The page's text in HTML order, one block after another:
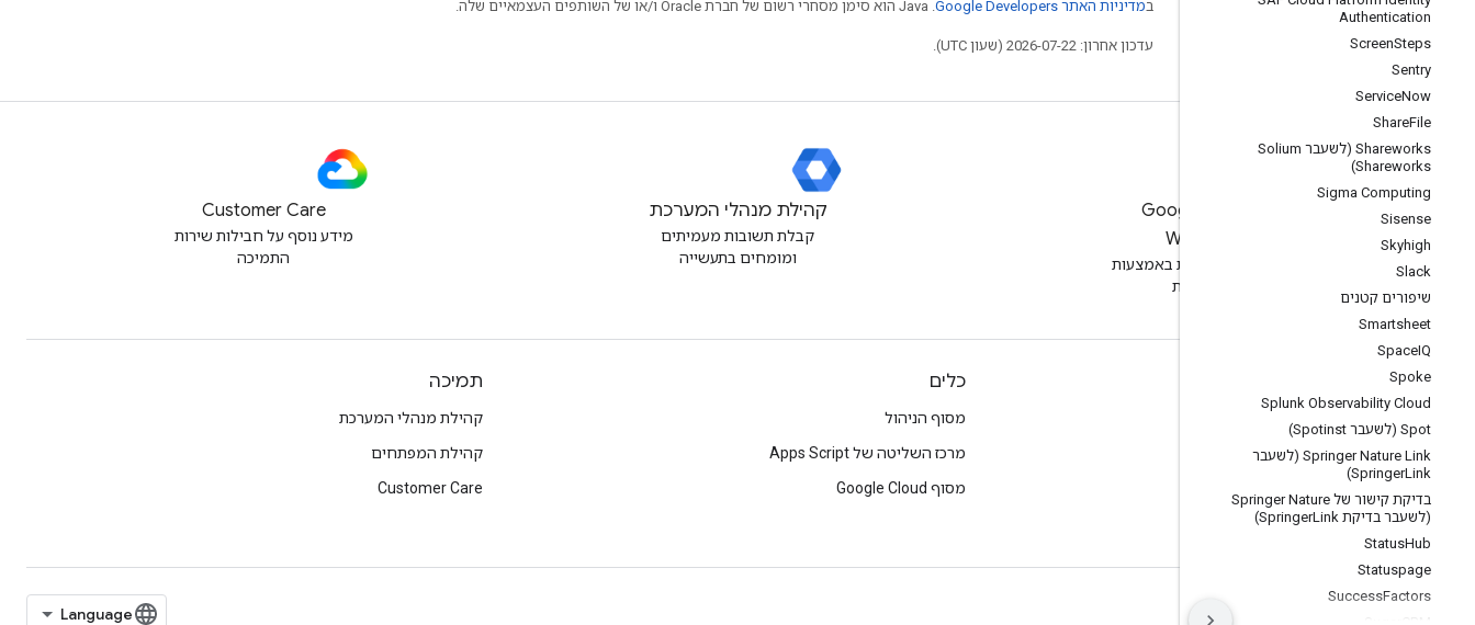
Authentication
ScreenSteps
Sentry
ServiceNow
ShareFile
‫Shareworks (לשעבר Solium
Shareworks)
Sigma Computing
Sisense
Skyhigh
Slack
שיפורים קטנים
Smartsheet
SpaceIQ
Spoke
Splunk Observability Cloud
Spot (לשעבר Spotinst)
Springer Nature Link (לשעבר
SpringerLink)
בדיקת קישור של Springer Nature
(לשעבר בדיקת Springer Link)
StatusHub
Statuspage
SuccessFactors
במדיניות האתר Google Developers‏ .‏ Java הוא סימן מסחרי רשום של חברת Oracle ו/או של השותפים העצמאיים שלה.
עדכון אחרון: 2026-07-22 (שעון UTC).
לניסיון של Google
Workspace
שיפור הפרודוקטיביות באמצעות
קהילת מנהלי המערכת
קבלת תשובות מעמיתים
ומומחים בתעשייה
Customer Care
מידע נוסף על חבילות שירות
התמיכה
תיעוד והדרכה
מדריכים למפתחים
Google Skills
כלים
מסוף הניהול
מרכז השליטה של Apps Script
מסוף Google Cloud
תמיכה
קהילת מנהלי המערכת
קהילת המפתחים
Customer Care